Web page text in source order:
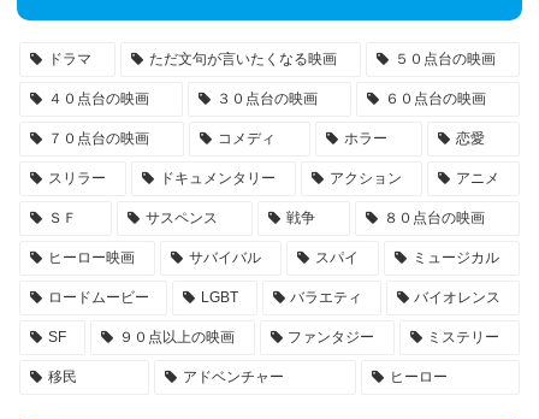
ドラマ ただ文句が言いたくなる映画 ５０点台の映画
４０点台の映画 ３０点台の映画 ６０点台の映画
７０点台の映画 コメディ ホラー 恋愛
スリラー ドキュメンタリー アクション アニメ
ＳＦ サスペンス 戦争 ８０点台の映画
ヒーロー映画 サバイバル スパイ ミュージカル
ロードムービー LGBT バラエティ バイオレンス
SF ９０点以上の映画 ファンタジー ミステリー
移民 アドベンチャー ヒーロー